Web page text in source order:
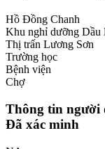
Hồ Đồng Chanh
Khu nghỉ dưỡng Dầu
Thị trấn Lương Sơn
Trường học
Bệnh viện
Chợ
Thông tin người
Đã xác minh